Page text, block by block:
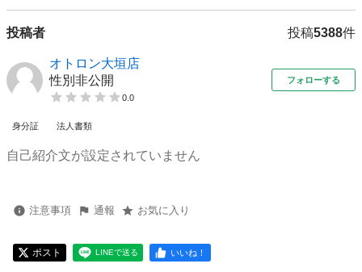
投稿者 投稿5388件
オトロン大垣店
性別非公開
0.0
フォローする
身分証 法人書類
自己紹介文が設定されていません
注意事項 通報 お気に入り
ポスト LINEで送る いいね！